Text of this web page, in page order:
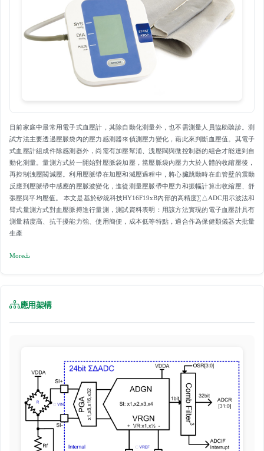
目前家庭中最常用電子式血壓計，其除自動化測量外，也不需測量人員協助聽診。測
試方法主要透過壓脈袋內的壓力感測器來偵測壓力變化，藉此來判斷血壓值。其電子
式血壓計組成件除感測器外，尚需有加壓幫浦、洩壓閥與微控制器的組合才能達到自
動化測量。量測方式於一開始對壓脈袋加壓，當壓脈袋內壓力大於人體的收縮壓後，
再控制洩壓閥減壓。利用壓脈帶在加壓和減壓過程中，將心臟跳動時在血管壁的震動
反應到壓脈帶中感應的壓脈波變化，進從測量壓脈帶中壓力和振幅計算出收縮壓、舒
張壓與平均壓值。 本文是基於矽統科技HY16F19xB內部的高精度∑△ADC用示波法和
臂式量測方式對血壓脈搏進行量測，測試資料表明：用該方法實現的電子血壓計具有
測量精度高、抗干擾能力強、使用簡便，成本低等特點，適合作為保健類儀器大批量
生產
More
應用架構